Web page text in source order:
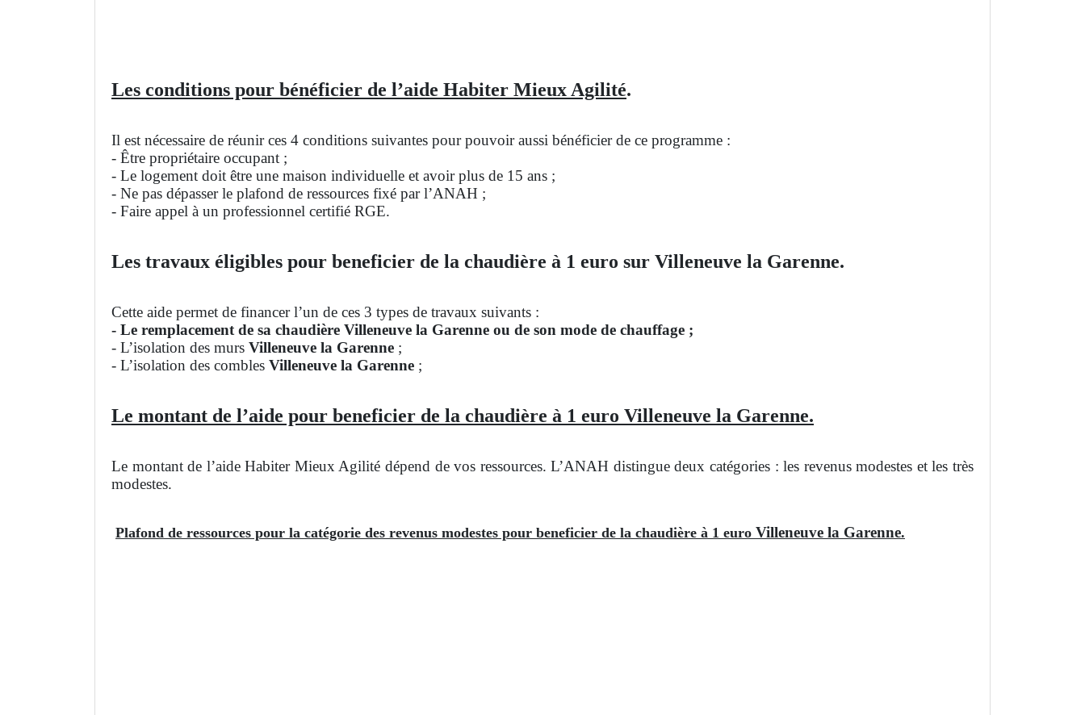
Les conditions pour bénéficier de l’aide Habiter Mieux Agilité.
Il est nécessaire de réunir ces 4 conditions suivantes pour pouvoir aussi bénéficier de ce programme :
- Être propriétaire occupant ;
- Le logement doit être une maison individuelle et avoir plus de 15 ans ;
- Ne pas dépasser le plafond de ressources fixé par l’ANAH ;
- Faire appel à un professionnel certifié RGE.
Les travaux éligibles pour beneficier de la chaudière à 1 euro sur Villeneuve la Garenne.
Cette aide permet de financer l’un de ces 3 types de travaux suivants :
- Le remplacement de sa chaudière Villeneuve la Garenne ou de son mode de chauffage ;
- L’isolation des murs Villeneuve la Garenne ;
- L’isolation des combles Villeneuve la Garenne ;
Le montant de l’aide pour beneficier de la chaudière à 1 euro Villeneuve la Garenne.
Le montant de l’aide Habiter Mieux Agilité dépend de vos ressources. L’ANAH distingue deux catégories : les revenus modestes et les très
modestes.
Plafond de ressources pour la catégorie des revenus modestes pour beneficier de la chaudière à 1 euro Villeneuve la Garenne.